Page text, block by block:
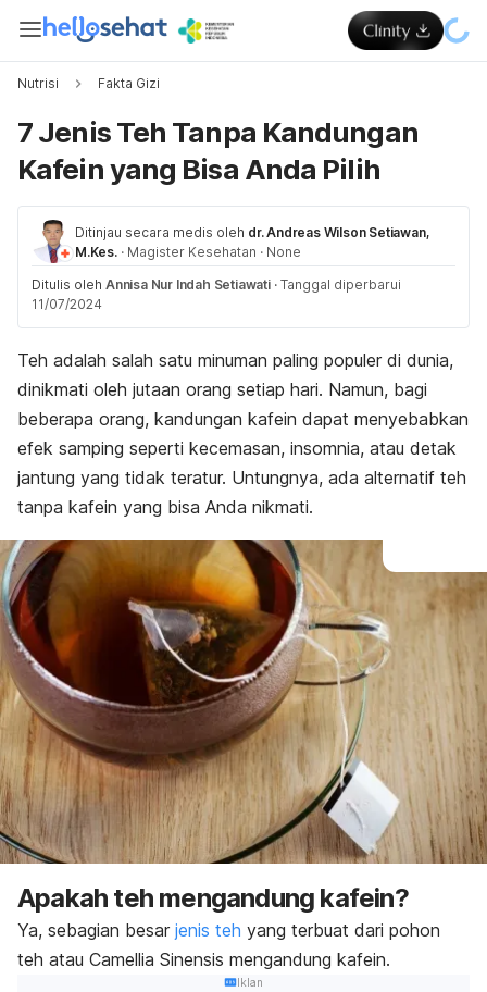
Nutrisi Fakta Gizi
7 Jenis Teh Tanpa Kandungan
Kafein yang Bisa Anda Pilih
Ditinjau secara medis oleh dr. Andreas Wilson Setiawan,
M.Kes. · Magister Kesehatan · None
Ditulis oleh Annisa Nur Indah Setiawati · Tanggal diperbarui
11/07/2024
Teh adalah salah satu minuman paling populer di dunia,
dinikmati oleh jutaan orang setiap hari. Namun, bagi
beberapa orang, kandungan kafein dapat menyebabkan
efek samping seperti kecemasan, insomnia, atau detak
jantung yang tidak teratur. Untungnya, ada alternatif teh
tanpa kafein yang bisa Anda nikmati.
Apakah teh mengandung kafein?
Ya, sebagian besar jenis teh yang terbuat dari pohon
teh atau Camellia Sinensis mengandung kafein.
Iklan